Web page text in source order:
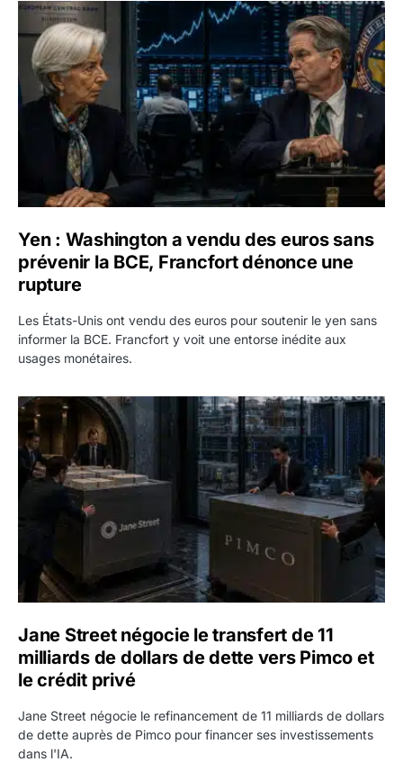
Yen : Washington a vendu des euros sans prévenir la
Yen : Washington a vendu des euros sans
prévenir la BCE, Francfort dénonce une
rupture
Les États-Unis ont vendu des euros pour soutenir le yen sans
informer la BCE. Francfort y voit une entorse inédite aux
usages monétaires.
Jane Street négocie le transfert de 11 milliards de
Jane Street négocie le transfert de 11
milliards de dollars de dette vers Pimco et
le crédit privé
Jane Street négocie le refinancement de 11 milliards de dollars
de dette auprès de Pimco pour financer ses investissements
dans l'IA.